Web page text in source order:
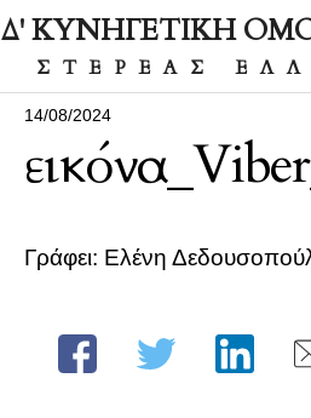
Δ' ΚΥΝΗΓΕΤΙΚΗ
ΣΤΕΡΕΑΣ
14/08/2024
Γράφει: Ελένη